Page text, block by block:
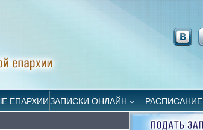
ЕПАРХИИЗАПИСКИ ОНЛАЙН РАСПИСАНИЕ